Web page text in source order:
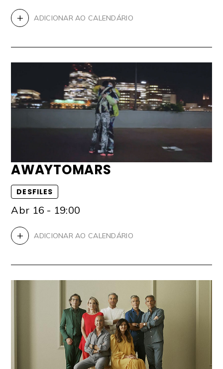
+ ADICIONAR AO CALENDÁRIO
AWAYTOMARS
DESFILES
Abr 16 - 19:00
+ ADICIONAR AO CALENDÁRIO